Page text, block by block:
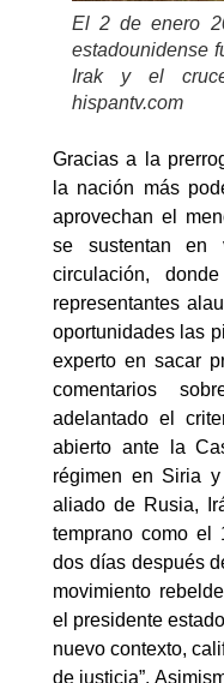
El 2 de enero
estadounidense
Irak y el
hispantv.com
Gracias a la
la nación más
aprovechan el
se sustentan en
circulación,
representantes
oportunidades las
experto en sacar
comentarios
adelantado el
abierto ante la
régimen en Siria
aliado de Rusia,
temprano como el
dos días después
movimiento
el presidente
nuevo contexto,
de justicia”.